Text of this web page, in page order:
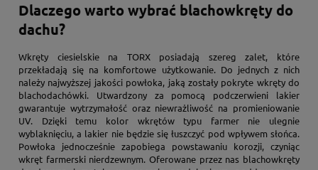
Dlaczego warto wybrać blachowkręty do
dachu?
Wkręty ciesielskie na TORX posiadają szereg zalet, które
przekładają się na komfortowe użytkowanie. Do jednych z nich
należy najwyższej jakości powłoka, jaką zostały pokryte wkręty do
blachodachówki. Utwardzony za pomocą podczerwieni lakier
gwarantuje wytrzymałość oraz niewrażliwość na promieniowanie
UV. Dzięki temu kolor wkrętów typu farmer nie ulegnie
wyblaknięciu, a lakier nie będzie się łuszczyć pod wpływem słońca.
Powłoka jednocześnie zapobiega powstawaniu korozji, czyniąc
wkręt farmerski nierdzewnym. Oferowane przez nas blachowkręty